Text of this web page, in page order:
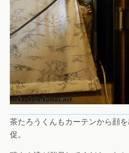
茶たろうくんもカーテンから顔
促。